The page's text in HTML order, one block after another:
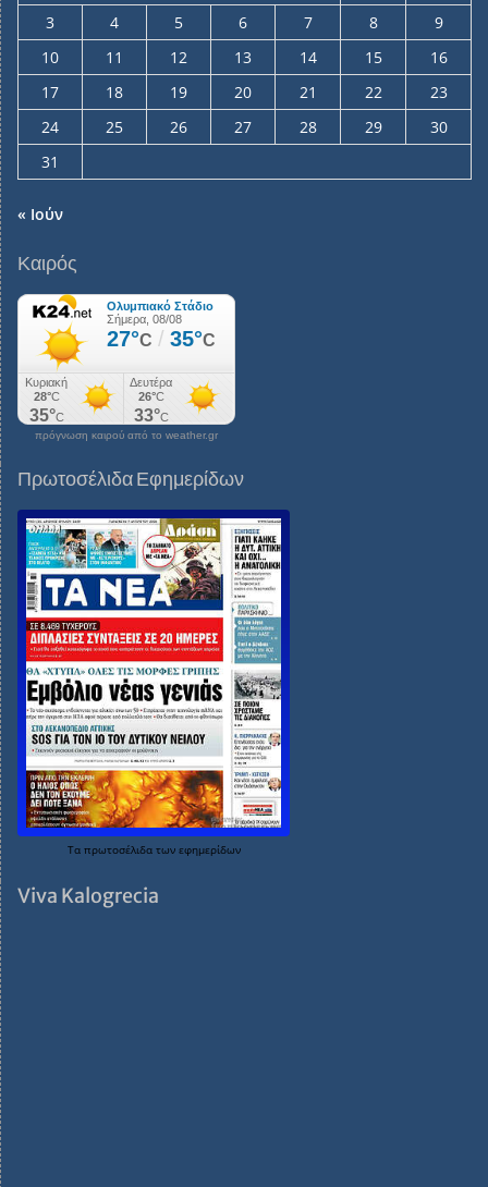
3
4 5 6 7 8
9
10
11 12 13 14 15
16
17
18 19 20 21 22
23
24
25 26 27 28 29
30
31
« Ιούν
Καιρός
πρόγνωση καιρού από το weather.gr
Πρωτοσέλιδα Εφημερίδων
Τα πρωτοσέλιδα των εφημερίδων
Viva Kalogrecia